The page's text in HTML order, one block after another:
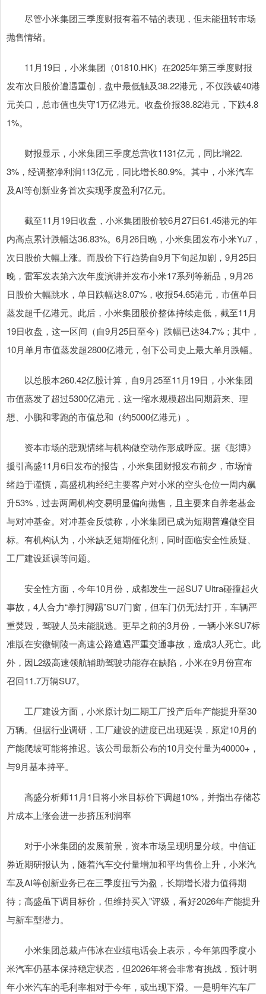
尽管小米集团三季度财报有着不错的表现，但未能扭转市场
抛售情绪。
11月19日，小米集团（01810.HK）在2025年第三季度财报
发布次日股价遭遇重创，盘中最低触及38.22港元，不仅跌破40港
元关口，总市值也失守1万亿港元。收盘价报38.82港元，下跌4.8
1%。
财报显示，小米集团三季度总营收1131亿元，同比增22.
3%，经调整净利润113亿元，同比增长80.9%。其中，小米汽车
及AI等创新业务首次实现季度盈利7亿元。
截至11月19日收盘，小米集团股价较6月27日61.45港元的年
内高点累计跌幅达36.83%。6月26日晚，小米集团发布小米Yu7，
次日股价大幅上涨。而股价下行趋势自9月下旬起加剧，9月25日
晚，雷军发表第六次年度演讲并发布小米17系列等新品，9月26
日股价大幅跳水，单日跌幅达8.07%，收报54.65港元，市值单日
蒸发超千亿港元。此后，小米集团股价整体持续走低，截至11月
19日收盘，这一区间（自9月25日至今）跌幅已达34.7%；其中，
10月单月市值蒸发超2800亿港元，创下公司史上最大单月跌幅。
以总股本260.42亿股计算，自9月25至11月19日，小米集团
市值蒸发了超过5300亿港元，这一缩水规模超出同期蔚来、理
想、小鹏和零跑的市值总和（约5000亿港元）。
资本市场的悲观情绪与机构做空动作形成呼应。据《彭博》
援引高盛11月6日发布的报告，小米集团财报发布前夕，市场情
绪趋于谨慎，高盛机构经纪主要客户对小米的空头仓位一周内飙
升53%，过去两周机构交易明显偏向抛售，且主要来自养老基金
与对冲基金。对冲基金反馈称，小米集团已成为短期普遍做空目
标。有机构认为，小米缺乏短期催化剂，同时面临安全性质疑、
工厂建设延误等问题。
安全性方面，今年10月份，成都发生一起SU7 Ultra碰撞起火
事故，4人合力“拳打脚踢”SU7门窗，但车门仍无法打开，车辆严
重焚毁，驾驶人员未能脱逃。更早之前的3月份，一辆小米SU7标
准版在安徽铜陵一高速公路遭遇严重交通事故，造成3人死亡。此
外，因L2级高速领航辅助驾驶功能存在缺陷，小米在9月份宣布
召回11.7万辆SU7。
工厂建设方面，小米原计划二期工厂投产后年产能提升至30
万辆。但据行业调研，工厂建设的进度已出现延误，原定10月的
产能爬坡可能将推迟。该公司最新公布的10月交付量为40000+，
与9月基本持平。
高盛分析师11月1日将小米目标价下调超10%，并指出存储芯
片成本上涨会进一步挤压利润率
对于小米集团的发展前景，资本市场呈现明显分歧。中信证
券近期研报认为，随着汽车交付量增加和平均售价上升，小米汽
车及AI等创新业务已在三季度扭亏为盈，长期增长潜力值得期
待；高盛虽下调目标价，但维持买入"评级，看好2026年产能提升
与新车型潜力。
小米集团总裁卢伟冰在业绩电话会上表示，今年第四季度小
米汽车仍基本保持稳定状态，但2026年将会非常有挑战，预计明
年小米汽车的毛利率相对于今年，或出现下滑。一是明年汽车厂